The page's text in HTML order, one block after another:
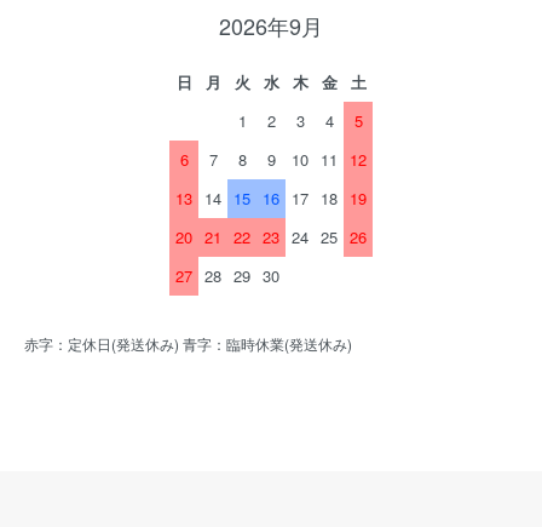
2026年9月
日 月 火 水 木 金
土
1
2 3 4
5
6
7 8 9 10 11
12
13 14 15 16 17 18 19
20 21 22 23 24 25 26
27 28 29 30
赤字：定休日(発送休み) 青字：臨時休業(発送休み)